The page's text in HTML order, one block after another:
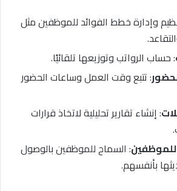
وإدارة خطط الفوائد للموظفين مثل
: حساب الرواتب وتوزيعها تلقائيًا.
: تتبع وقت العمل وساعات الحضور
: إنشاء تقارير تحليلية لاتخاذ قرارات
للموظفين: السماح للموظفين بالوصول
بأنفسهم.